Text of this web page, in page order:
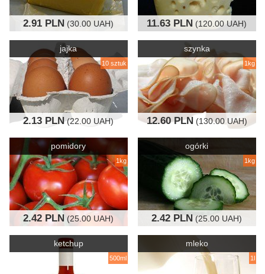
2.91 PLN (30.00 UAH) 11.63 PLN (120.00 UAH)
jajka
10 sztuk
2.13 PLN(22.00 UAH)
szynka
1kg
12.60 PLN (130.00 UAH)
pomidory
1kg
2.42 PLN (25.00 UAH)
ogórki
1kg
2.42 PLN (25.00 UAH)
ketchup
500ml
mleko
1l